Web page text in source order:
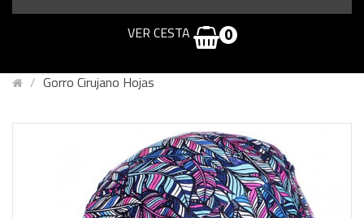
VER CESTA 0
Gorro Cirujano Hojas